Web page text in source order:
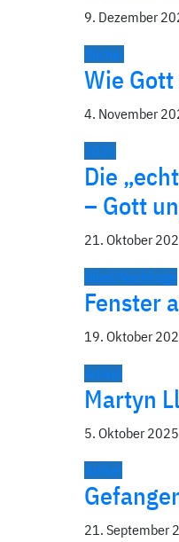
9. Dezember
Bücher
Wie
4. November
2026
Die
– Gott
21. Oktober
Bibel/Nachfolge
Fenster
19. Oktober
Artikel
Martyn
5. Oktober 2025
Artikel
21. September